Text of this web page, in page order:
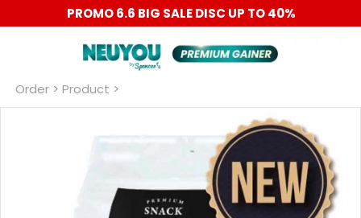
PROMO 6.6 BIG SALE DISC UP TO 40%
Order > Product >